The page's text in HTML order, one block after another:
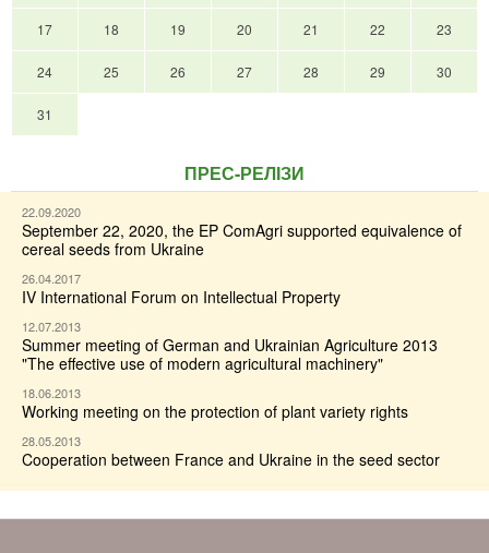
17 18 19 20 21 22 23
24 25 26 27 28 29 30
31
ПРЕС-РЕЛІЗИ
22.09.2020
September 22, 2020, the EP ComAgri supported equivalence of
cereal seeds from Ukraine
26.04.2017
IV International Forum on Intellectual Property
12.07.2013
Summer meeting of German and Ukrainian Agriculture 2013
"The effective use of modern agricultural machinery"
18.06.2013
Working meeting on the protection of plant variety rights
28.05.2013
Cooperation between France and Ukraine in the seed sector